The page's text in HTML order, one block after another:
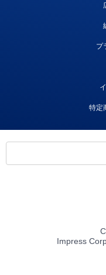
プ
特定
Impress